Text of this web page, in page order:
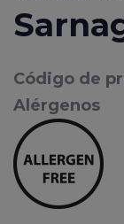
Código de
Alérgenos